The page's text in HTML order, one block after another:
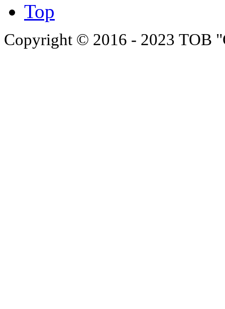
Top
Copyright © 2016 - 2023 ТОВ